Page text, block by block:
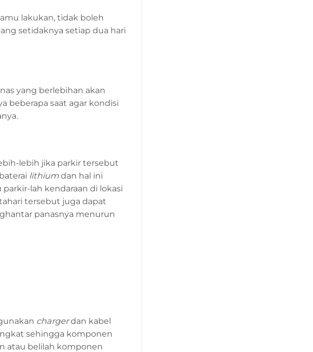
lakukan, tidak boleh
setidaknya setiap dua hari
yang berlebihan akan
beberapa saat agar kondisi
lebih jika parkir tersebut
lithium dan hal ini
lah kendaraan di lokasi
tersebut juga dapat
panasnya menurun
chargerdan kabel
sehingga komponen
atau belilah komponen